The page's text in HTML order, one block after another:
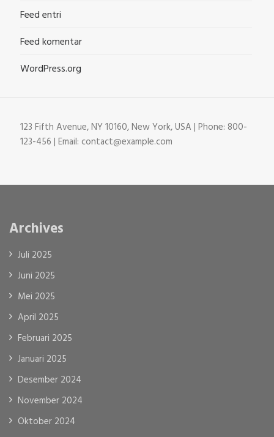
Feed entri
Feed komentar
WordPress.org
123 Fifth Avenue, NY 10160, New York, USA | Phone: 800-
123-456 | Email: contact@example.com
Archives
Juli 2025
Juni 2025
Mei 2025
April 2025
Februari 2025
Januari 2025
Desember 2024
November 2024
Oktober 2024